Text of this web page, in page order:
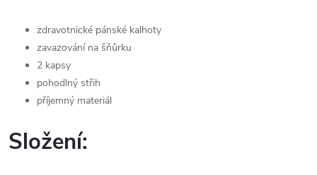
zdravotnické pánské kalhoty
zavazování na šňůrku
2 kapsy
pohodlný střih
příjemný materiál
Složení: